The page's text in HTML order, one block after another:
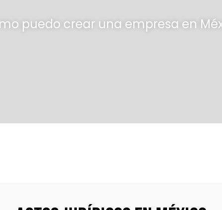
puedo crear una empresa en